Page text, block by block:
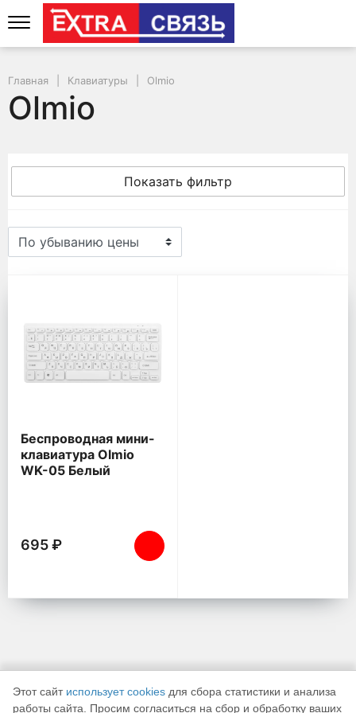
Главная Клавиатуры Olmio
Olmio
Показать фильтр
Беспроводная мини-
клавиатура Olmio
WK-05 Белый
695 ₽
Этот сайт использует cookies для сбора статистики и анализа
работы сайта. Просим согласиться на сбор и обработку ваших